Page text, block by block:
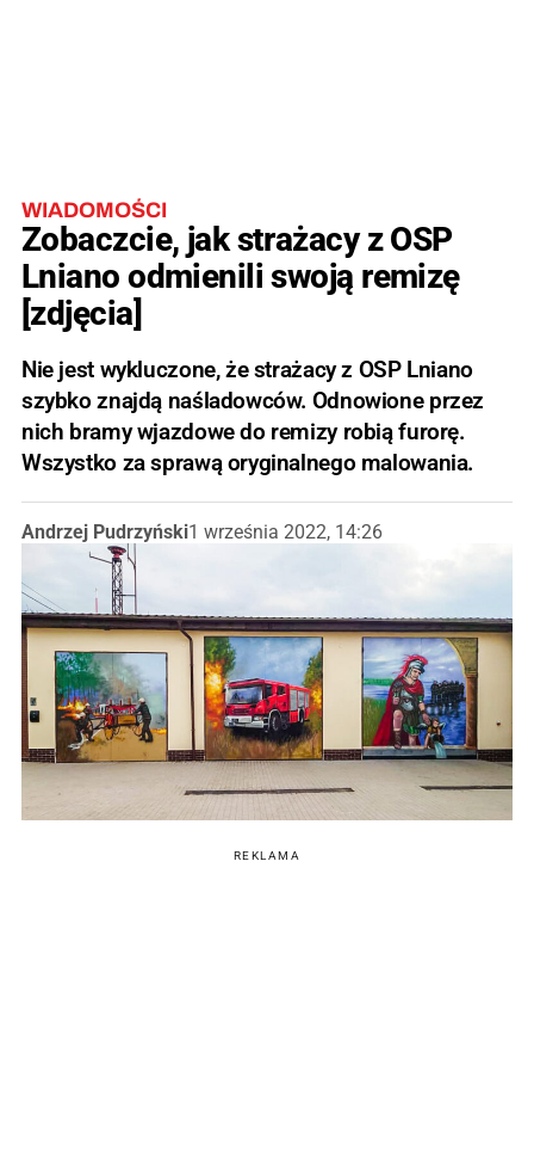
WIADOMOŚCI
Zobaczcie, jak strażacy z OSP
Lniano odmienili swoją remizę
[zdjęcia]
Nie jest wykluczone, że strażacy z OSP Lniano
szybko znajdą naśladowców. Odnowione przez
nich bramy wjazdowe do remizy robią furorę.
Wszystko za sprawą oryginalnego malowania.
Andrzej Pudrzyński1 września 2022, 14:26
REKLAMA